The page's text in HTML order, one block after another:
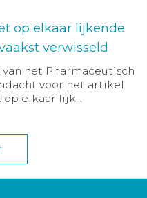
op elkaar lijkende
verwisseld
van het Pharmaceutisch
voor het artikel
op elkaar lijk...